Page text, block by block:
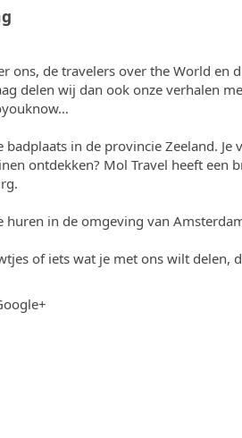
ons, de travelers over the World
delen wij dan ook onze verhalen
in de provincie Zeeland.
ontdekken? Mol Travel heeft
.
huren in de omgeving van
of iets wat je met ons wilt delen,